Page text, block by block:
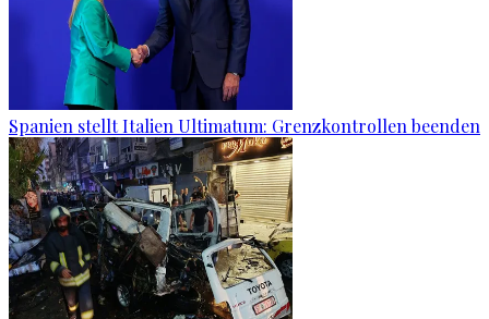
Spanien stellt Italien Ultimatum: Grenzkontrollen beenden